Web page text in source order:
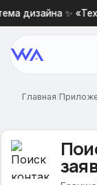
дизайна ✨
Главная/